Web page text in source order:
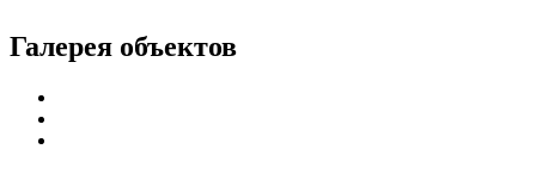
Галерея объектов